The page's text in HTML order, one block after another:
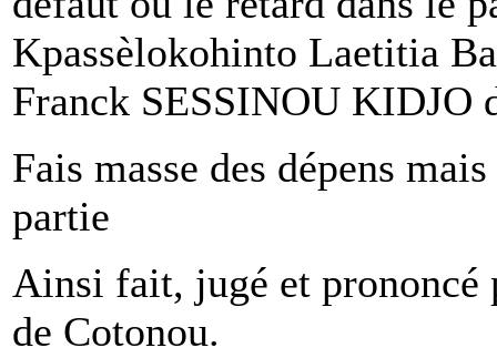
Kpassèlokohinto Laetitia
Franck SESSINOU KIDJO
Fais masse des dépens
partie
Ainsi fait, jugé et prononcé
de Cotonou.